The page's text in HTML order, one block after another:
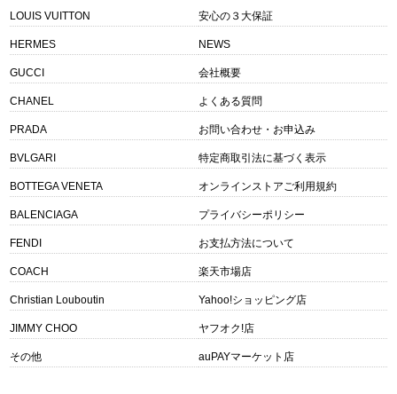
LOUIS VUITTON
HERMES
GUCCI
CHANEL
PRADA
BVLGARI
BOTTEGA VENETA
BALENCIAGA
FENDI
COACH
Christian Louboutin
JIMMY CHOO
その他
安心の３大保証
NEWS
会社概要
よくある質問
お問い合わせ・お申込み
特定商取引法に基づく表示
オンラインストアご利用規約
プライバシーポリシー
お支払方法について
楽天市場店
Yahoo!ショッピング店
ヤフオク!店
auPAYマーケット店